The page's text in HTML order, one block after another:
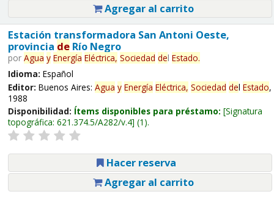
Agregar al carrito
Estación transformadora San Antoni Oeste,
provincia deRío Negro
por Agua y Energía Eléctrica, Sociedad del Estado.
Idioma: Español
Editor: Buenos Aires: Agua y Energía Eléctrica, Sociedad del Estado,
1988
Disponibilidad: Ítems disponibles para préstamo: Signatura
topográfica: 621.374.5/A282/v.4 (1).
Hacer reserva
Agregar al carrito